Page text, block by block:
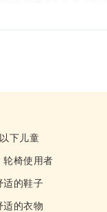
下儿童
轮椅使用者
适的鞋子
适的衣物